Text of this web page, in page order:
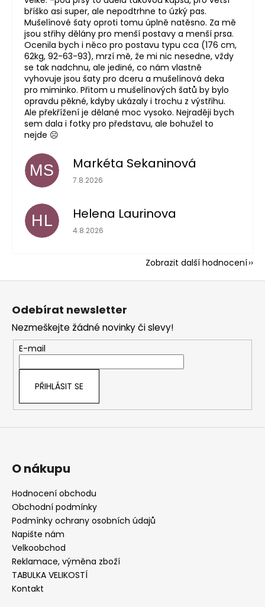
bříško asi super, ale nepodtrhne to úzký pas.
Mušelínové šaty oproti tomu úplně natěsno. Za mě
jsou střihy dělány pro menší postavy a menší prsa.
Ocenila bych i něco pro postavu typu cca (176 cm,
62kg, 92-63-93), mrzí mě, že mi nic nesedne, vždy
se tak nadchnu, ale jediné, co nám vlastně
vyhovuje jsou šaty pro dceru a mušelínová deka
pro miminko. Přitom u mušelínových šatů by bylo
opravdu pěkné, kdyby ukázaly i trochu z výstřihu.
Ale překřížení je dělané moc vysoko. Nejraději bych
sem dala i fotky pro představu, ale bohužel to
nejde ☹️
MS Markéta Sekaninová
Hodnocení obchodu je 5 z 5 hvězdiček.
7.8.2026
HL Helena Laurinova
Hodnocení obchodu je 5 z 5 hvězdiček.
4.8.2026
Zobrazit další hodnocení
Z
Odebírat newsletter
Nezmeškejte žádné novinky či slevy!
E-mail
PŘIHLÁSIT SE
O nákupu
Hodnocení obchodu
Obchodní podmínky
Podmínky ochrany osobních údajů
Napište nám
Velkoobchod
Reklamace, výměna zboží
TABULKA VELIKOSTÍ
Kontakt